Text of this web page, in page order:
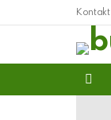
Kontakt